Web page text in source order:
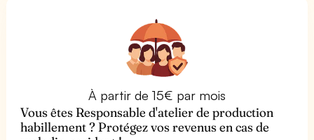
À partir de 15€ par mois
Vous êtes Responsable d'atelier de production
habillement ? Protégez vos revenus en cas de